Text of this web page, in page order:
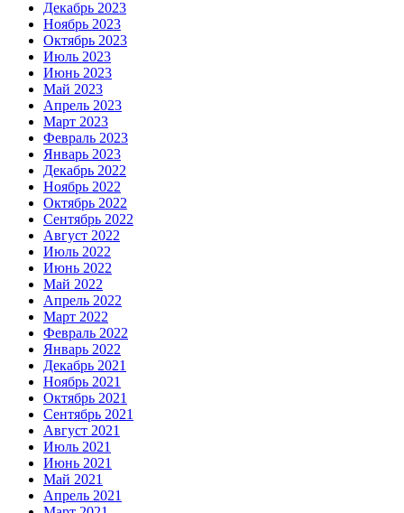
Декабрь 2023
Ноябрь 2023
Октябрь 2023
Июль 2023
Июнь 2023
Май 2023
Апрель 2023
Март 2023
Февраль 2023
Январь 2023
Декабрь 2022
Ноябрь 2022
Октябрь 2022
Сентябрь 2022
Август 2022
Июль 2022
Июнь 2022
Май 2022
Апрель 2022
Март 2022
Февраль 2022
Январь 2022
Декабрь 2021
Ноябрь 2021
Октябрь 2021
Сентябрь 2021
Август 2021
Июль 2021
Июнь 2021
Май 2021
Апрель 2021